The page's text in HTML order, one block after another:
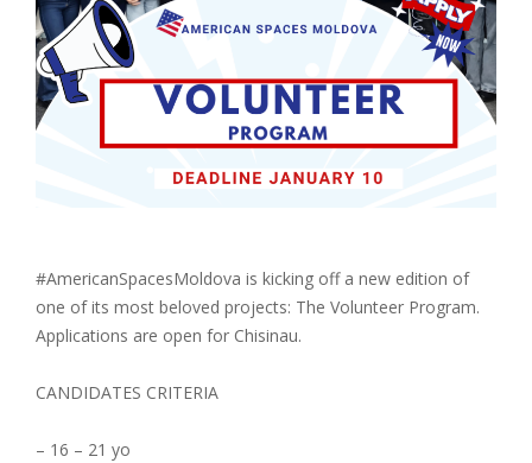
#AmericanSpacesMoldova is kicking off a new edition of
one of its most beloved projects: The Volunteer Program.
Applications are open for Chisinau.
CANDIDATES CRITERIA
– 16 – 21 yo